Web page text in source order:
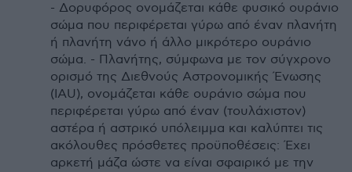
- Δορυφόρος ονομάζεται κάθε φυσικό ουράνιο
σώμα που περιφέρεται γύρω από έναν πλανήτη
ή πλανήτη νάνο ή άλλο μικρότερο ουράνιο
σώμα. - Πλανήτης, σύμφωνα με τον σύγχρονο
ορισμό της Διεθνούς Αστρονομικής Ένωσης
(IAU), ονομάζεται κάθε ουράνιο σώμα που
περιφέρεται γύρω από έναν (τουλάχιστον)
αστέρα ή αστρικό υπόλειμμα και καλύπτει τις
ακόλουθες πρόσθετες προϋποθέσεις: Έχει
αρκετή μάζα ώστε να είναι σφαιρικό με την